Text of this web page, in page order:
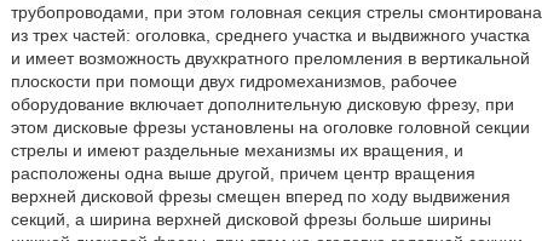
трубопроводами, при этом головная секция стрелы смонтирована
из трех частей: оголовка, среднего участка и выдвижного участка
и имеет возможность двухкратного преломления в вертикальной
плоскости при помощи двух гидромеханизмов, рабочее
оборудование включает дополнительную дисковую фрезу, при
этом дисковые фрезы установлены на оголовке головной секции
стрелы и имеют раздельные механизмы их вращения, и
расположены одна выше другой, причем центр вращения
верхней дисковой фрезы смещен вперед по ходу выдвижения
секций, а ширина верхней дисковой фрезы больше ширины